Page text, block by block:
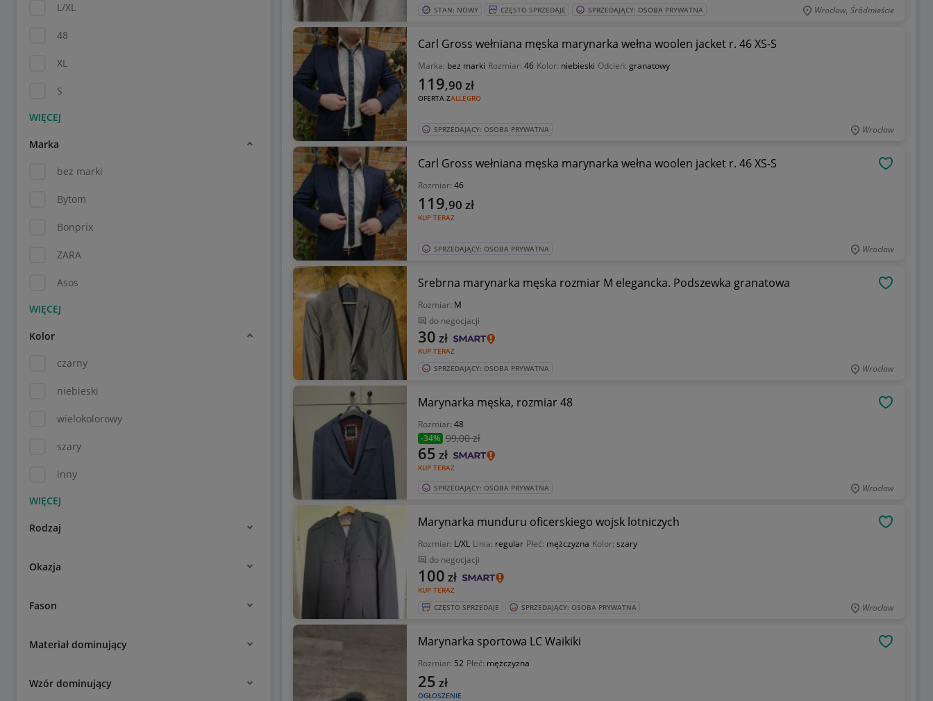
L/XL
48
XL
S
Marka
bez marki
Bytom
Bonprix
ZARA
Asos
Kolor
czarny
niebieski
wielokolorowy
szary
inny
Rodzaj
Okazja
Fason
Materiał dominujący
Wzór dominujący
STAN: NOWY CZĘSTO SPRZEDAJE SPRZEDAJĄCY: OSOBA PRYWATNA Wrocław, Śródmieście
Carl Gross wełniana męska marynarka wełna woolen jacket r. 46 XS-S
Marka: bez marki Rozmiar: 46 Kolor: niebieski Odcień: granatowy
OFERTA ZALLEGRO
119,90 zł
SPRZEDAJĄCY: OSOBA PRYWATNA Wrocław
Carl Gross wełniana męska marynarka wełna woolen jacket r. 46 XS-S
Rozmiar: 46
KUP TERAZ
119,90 zł
SPRZEDAJĄCY: OSOBA PRYWATNA Wrocław
Srebrna marynarka męska rozmiar M elegancka. Podszewka granatowa
Rozmiar: M
do negocjacji
KUP TERAZ
30 zł
SPRZEDAJĄCY: OSOBA PRYWATNA Wrocław
Marynarka męska, rozmiar 48
Rozmiar: 48
-34% 99,00 zł
KUP TERAZ
65 zł
SPRZEDAJĄCY: OSOBA PRYWATNA Wrocław
Marynarka munduru oficerskiego wojsk lotniczych
Rozmiar: L/XL Linia: regular Płeć: mężczyzna Kolor: szary
do negocjacji
KUP TERAZ
100 zł
CZĘSTO SPRZEDAJE SPRZEDAJĄCY: OSOBA PRYWATNA Wrocław
Marynarka sportowa LC Waikiki
Rozmiar: 52 Płeć: mężczyzna
OGŁOSZENIE
25 zł